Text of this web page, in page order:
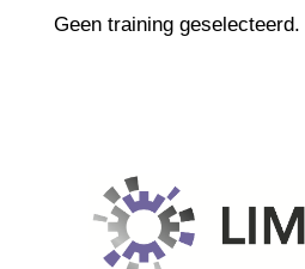
Geen training geselecteerd.